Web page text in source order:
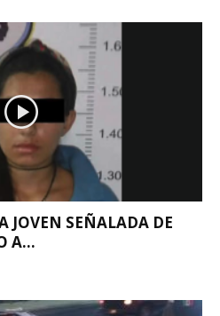
JOVEN SEÑALADA DE
A...